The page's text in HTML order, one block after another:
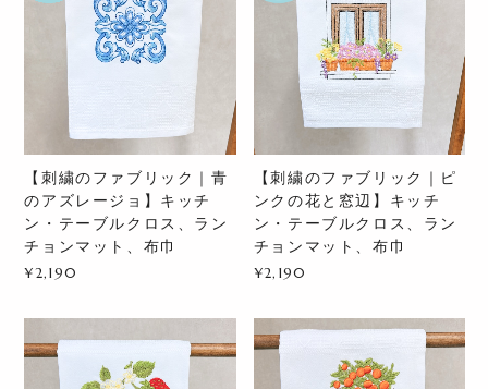
【刺繍のファブリック｜青
のアズレージョ】キッチ
ン・テーブルクロス、ラン
チョンマット、布巾
¥2,190
【刺繍のファブリック｜ピ
ンクの花と窓辺】キッチ
ン・テーブルクロス、ラン
チョンマット、布巾
¥2,190